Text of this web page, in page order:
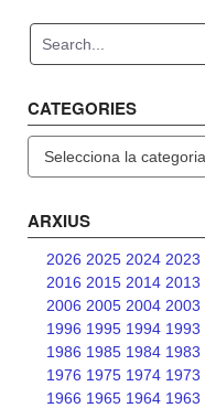
CATEGORIES
ARXIUS
2026 2025 2024 2023
2016 2015 2014 2013
2006 2005 2004 2003
1996 1995 1994 1993
1986 1985 1984 1983
1976 1975 1974 1973
1966 1965 1964 1963